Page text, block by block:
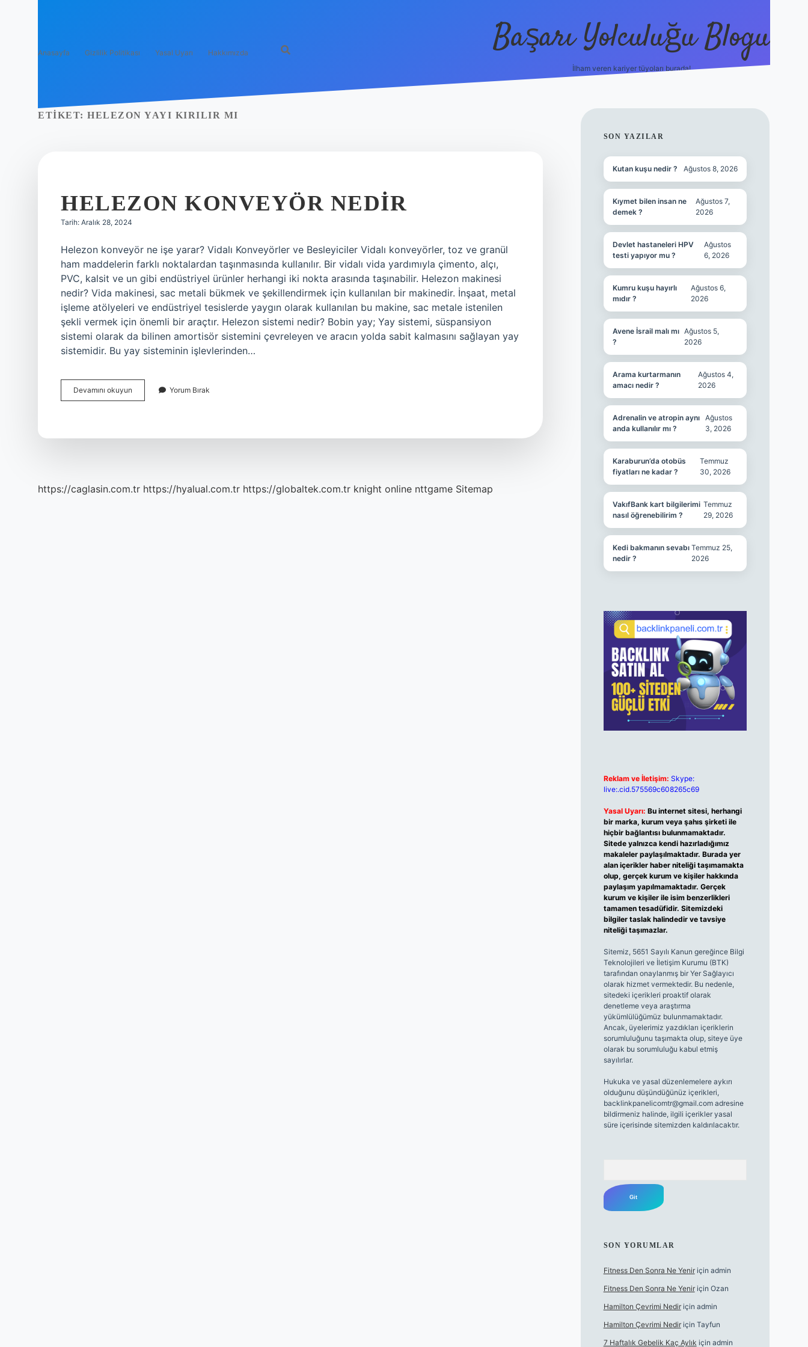
Anasayfa Gizlilik Politikası Yasal Uyarı Hakkımızda Başarı Yolculuğu Blogu
İlham veren kariyer tüyoları burada!
ETIKET: HELEZON YAYI KIRILIR MI
HELEZON KONVEYÖR NEDIR
Tarih: Aralık 28, 2024
Helezon konveyör ne işe yarar? Vidalı Konveyörler ve Besleyiciler Vidalı konveyörler, toz ve granül
ham maddelerin farklı noktalardan taşınmasında kullanılır. Bir vidalı vida yardımıyla çimento, alçı,
PVC, kalsit ve un gibi endüstriyel ürünler herhangi iki nokta arasında taşınabilir. Helezon makinesi
nedir? Vida makinesi, sac metali bükmek ve şekillendirmek için kullanılan bir makinedir. İnşaat, metal
işleme atölyeleri ve endüstriyel tesislerde yaygın olarak kullanılan bu makine, sac metale istenilen
şekli vermek için önemli bir araçtır. Helezon sistemi nedir? Bobin yay; Yay sistemi, süspansiyon
sistemi olarak da bilinen amortisör sistemini çevreleyen ve aracın yolda sabit kalmasını sağlayan yay
sistemidir. Bu yay sisteminin işlevlerinden…
Devamını okuyun Helezon
Konveyör
Yorum Bırak
https://caglasin.com.tr https://hyalual.com.tr https://globaltek.com.tr knight online nttgame Sitemap
SIDEBAR
SON YAZILAR
Kutan kuşu nedir ? Ağustos 8, 2026
Kıymet bilen insan ne
demek ?
Ağustos 7,
2026
Devlet hastaneleri HPV
testi yapıyor mu ?
Ağustos
6, 2026
Kumru kuşu hayırlı
mıdır ?
Ağustos 6,
2026
Avene İsrail malı mı
?
Ağustos 5,
2026
Arama kurtarmanın
amacı nedir ?
Ağustos 4,
2026
Adrenalin ve atropin aynı
anda kullanılır mı ?
Ağustos
3, 2026
Karaburun’da otobüs
fiyatları ne kadar ?
Temmuz
30, 2026
VakıfBank kart bilgilerimi
nasıl öğrenebilirim ?
Temmuz
29, 2026
Kedi bakmanın sevabı
nedir ?
Temmuz 25,
2026
Reklam ve İletişim: Skype:
live:.cid.575569c608265c69
Yasal Uyarı: Bu internet sitesi, herhangi
bir marka, kurum veya şahıs şirketi ile
hiçbir bağlantısı bulunmamaktadır.
Sitede yalnızca kendi hazırladığımız
makaleler paylaşılmaktadır. Burada yer
alan içerikler haber niteliği taşımamakta
olup, gerçek kurum ve kişiler hakkında
paylaşım yapılmamaktadır. Gerçek
kurum ve kişiler ile isim benzerlikleri
tamamen tesadüfidir. Sitemizdeki
bilgiler taslak halindedir ve tavsiye
niteliği taşımazlar.
Sitemiz, 5651 Sayılı Kanun gereğince Bilgi
Teknolojileri ve İletişim Kurumu (BTK)
tarafından onaylanmış bir Yer Sağlayıcı
olarak hizmet vermektedir. Bu nedenle,
sitedeki içerikleri proaktif olarak
denetleme veya araştırma
yükümlülüğümüz bulunmamaktadır.
Ancak, üyelerimiz yazdıkları içeriklerin
sorumluluğunu taşımakta olup, siteye üye
olarak bu sorumluluğu kabul etmiş
sayılırlar.
Hukuka ve yasal düzenlemelere aykırı
olduğunu düşündüğünüz içerikleri,
backlinkpanelicomtr@gmail.comadresine
bildirmeniz halinde, ilgili içerikler yasal
süre içerisinde sitemizden kaldırılacaktır.
SON YORUMLAR
Fitness Den Sonra Ne Yeniriçin admin
Fitness Den Sonra Ne Yeniriçin Ozan
Hamilton Çevrimi Nediriçin admin
Hamilton Çevrimi Nediriçin Tayfun
7 Haftalık Gebelik Kaç Aylık için admin
tulipbet giriş